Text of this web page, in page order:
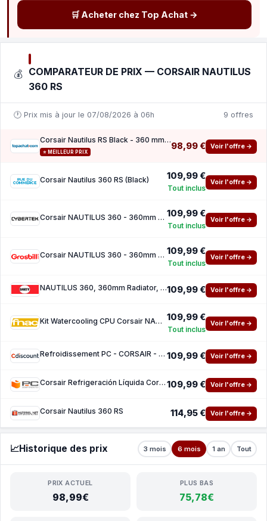
🛒 Acheter chez Top Achat →
💰 COMPARATEUR DE PRIX — CORSAIR NAUTILUS
360 RS
🕐 Prix mis à jour le 07/08/2026 à 06h 9 offres
Corsair Nautilus RS Black - 360 mm ( 10 de reduction avec le code promo KOO )
⭐ MEILLEUR PRIX
98,99 € Voir l'offre →
Corsair Nautilus 360 RS (Black) 109,99 €
Tout inclus
Voir l'offre →
Corsair NAUTILUS 360 - 360mm - Noir 109,99 €
Tout inclus
Voir l'offre →
Corsair NAUTILUS 360 - 360mm - Black 109,99 €
Tout inclus
Voir l'offre →
NAUTILUS 360, 360mm Radiator, Liquid CPU Cooler109,99 € Voir l'offre →
Kit Watercooling CPU Corsair NAUTILUS 360 Black 109,99 €
Tout inclus
Voir l'offre →
Refroidissement PC - CORSAIR - CW-9060089-WW - NAUTILUS 360 Liquid CPU Cooler 109,99 € Voir l'offre →
Corsair Refrigeración Líquida Corsair NAUTILUS 360 RS 360mm 3 Ventilateurs Black 109,99 € Voir l'offre →
Corsair Nautilus 360 RS 114,95 € Voir l'offre →
📈Historique des prix 3 mois 6 mois 1 an Tout
PRIX ACTUEL
98,99€
PLUS BAS
75,78€